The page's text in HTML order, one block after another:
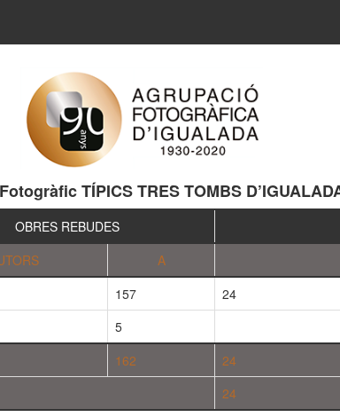
TÍPICS TRES TOMBS
OBRES REBUDES
A
157
24
5
162
24
24